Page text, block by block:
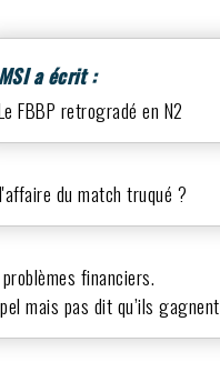
MSI a écrit :
FBBP retrogradé en N2
du match truqué ?
financiers.
mais pas dit qu’ils gagnent